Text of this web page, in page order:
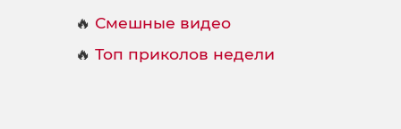
🔥 Смешные видео
🔥 Топ приколов недели